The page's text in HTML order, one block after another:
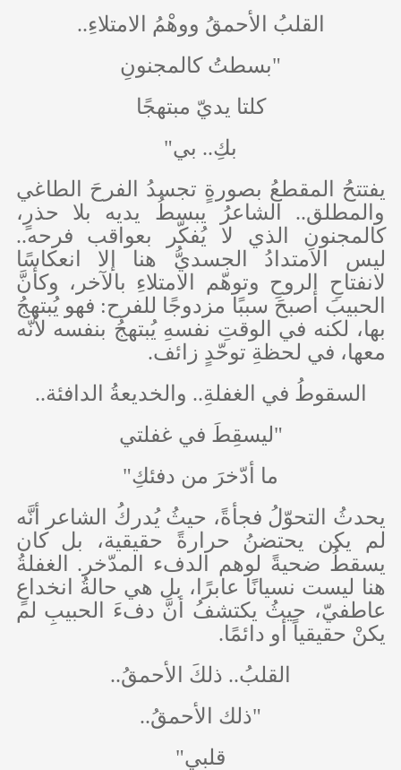
القلبُ الأحمقُ ووهْمُ الامتلاءِ..
"بسطتُ كالمجنونِ
كلتا يديّ مبتهجًا
بكِ.. بي"
يفتتحُ المقطعُ بصورةٍ تجسدُ الفرحَ الطاغي
والمطلق.. الشاعرُ يبسطُ يديه بلا حذرٍ،
كالمجنونِ الذي لا يُفكّر بعواقب فرحه..
ليس الامتدادُ الجسديُّ هنا إلا انعكاسًا
لانفتاحِ الروحِ وتوهّم الامتلاءِ بالآخر، وكأنَّ
الحبيبَ أصبحَ سببًا مزدوجًا للفرح: فهو يُبتهجُ
بها، لكنه في الوقتِ نفسهِ يُبتهجُ بنفسه لأنّه
معها، في لحظةِ توحّدٍ زائف.
السقوطُ في الغفلةِ.. والخديعةُ الدافئة..
"ليسقِطَ في غفلتي
ما أدّخرَ من دفئكِ"
يحدثُ التحوّلُ فجأةً، حيثُ يُدركُ الشاعر أنَّه
لم يكن يحتضنُ حرارةً حقيقية، بل كان
يسقطُ ضحيةً لوهم الدفء المدّخر. الغفلةُ
هنا ليست نسيانًا عابرًا، بل هي حالةُ انخداعٍ
عاطفيّ، حيثُ يكتشفُ أنَّ دفءَ الحبيبِ لم
يكنْ حقيقياً أو دائمًا.
القلبُ.. ذلكَ الأحمقُ..
"ذلك الأحمقُ..
قلبي"